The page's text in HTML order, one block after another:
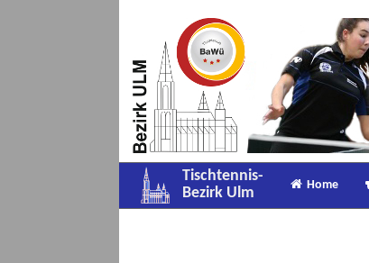
Tischtennis-
Bezirk Ulm
Home